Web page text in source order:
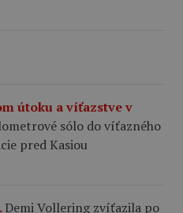
útoku a víťazstve v
sólo do víťazného
pred Kasiou
Demi Vollering zvíťazila po